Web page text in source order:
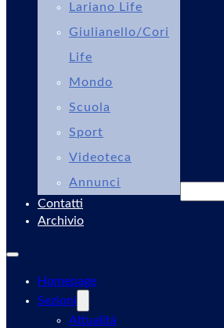
Lariano Life
Giulianello/Cori
Life
Mondo
Scuola
Sport
Videoteca
Annunci
Contatti
Archivio
Homepage
Sezioni
Attualità